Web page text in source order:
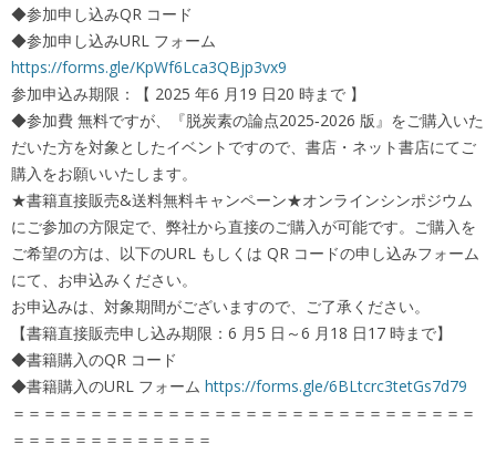
◆参加申し込みQR コード
◆参加申し込みURL フォーム
https://forms.gle/KpWf6Lca3QBjp3vx9
参加申込み期限：【 2025 年6 月19 日20 時まで 】
◆参加費 無料ですが、『脱炭素の論点2025‐2026 版』をご購入いた
だいた方を対象としたイベントですので、書店・ネット書店にてご
購入をお願いいたします。
★書籍直接販売&送料無料キャンペーン★オンラインシンポジウム
にご参加の方限定で、弊社から直接のご購入が可能です。ご購入を
ご希望の方は、以下のURL もしくは QR コードの申し込みフォーム
にて、お申込みください。
お申込みは、対象期間がございますので、ご了承ください。
【書籍直接販売申し込み期限：6 月5 日～6 月18 日17 時まで】
◆書籍購入のQR コード
◆書籍購入のURL フォーム https://forms.gle/6BLtcrc3tetGs7d79
＝＝＝＝＝＝＝＝＝＝＝＝＝＝＝＝＝＝＝＝＝＝＝＝＝＝＝＝＝＝
＝＝＝＝＝＝＝＝＝＝＝＝＝